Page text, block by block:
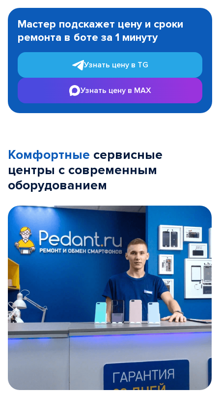
1
Мастер подскажет цену и сроки
ремонта в боте за 1 минуту
Узнать цену в TG
Узнать цену в MAX
Комфортные сервисные
центры с современным
оборудованием